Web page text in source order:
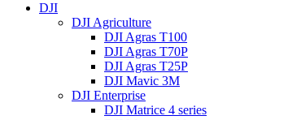
DJI
DJI Agriculture
DJI Agras T100
DJI Agras T70P
DJI Agras T25P
DJI Mavic 3M
DJI Enterprise
DJI Matrice 4 series